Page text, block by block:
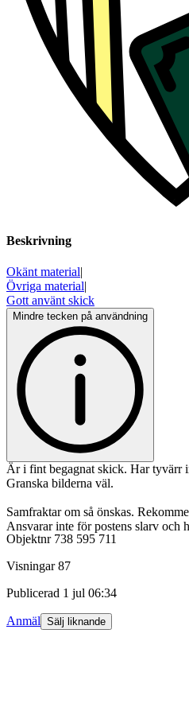
Beskrivning
Okänt material|
Övriga material|
Gott använt skick
Mindre tecken på användning
Är i fint begagnat skick. Har tyvärr
Granska bilderna väl.
Samfraktar om så önskas.
Ansvarar inte för postens slarv och
Objektnr 738 595 711
Visningar 87
Publicerad 1 jul 06:34
Anmäl Sälj liknande